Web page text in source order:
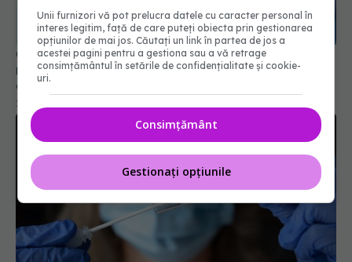
Conexiune surprinzătoare între COVID-19 și
regresia cancerului. COVID activează celulele
anti-cancer
28 noi 2024, 13:58
Unii furnizori vă pot prelucra datele cu caracter personal în
interes legitim, față de care puteți obiecta prin gestionarea
opțiunilor de mai jos. Căutați un link în partea de jos a
acestei pagini pentru a gestiona sau a vă retrage
consimțământul în setările de confidențialitate și cookie-
uri.
Consimțământ
Gestionați opțiunile